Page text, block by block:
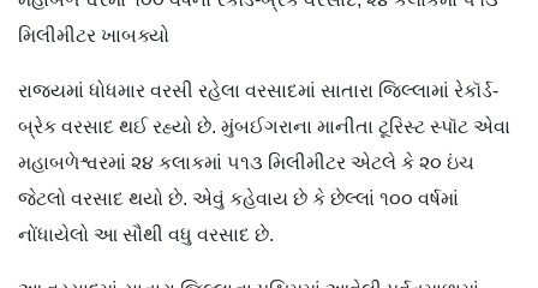
મિલીમીટર ખાબક્યો
રાજ્યમાં ધોધમાર વરસી રહેલા વરસાદમાં સાતારા જિલ્લામાં રેકૉર્ડ-
બ્રેક વરસાદ થઈ રહ્યો છે. મુંબઈગરાના માનીતા ટૂરિસ્ટ સ્પૉટ એવા
મહાબળેશ્વરમાં ૨૪ કલાકમાં ૫૧૩ મિલીમીટર એટલે કે ૨૦ ઇંચ
જેટલો વરસાદ થયો છે. એવું કહેવાય છે કે છેલ્લાં ૧૦૦ વર્ષમાં
નોંધાયેલો આ સૌથી વધુ વરસાદ છે.